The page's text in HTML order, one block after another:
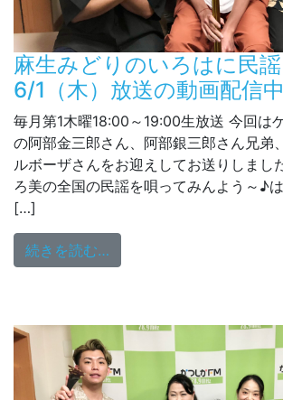
麻生みどりのいろはに民
6/1（木）放送の動画配信中
毎月第1木曜18:00～19:00生放送 今回は
の阿部金三郎さん、阿部銀三郎さん兄弟
ルボーザさんをお迎えしてお送りしまし
ろ美の全国の民謡を唄ってみんよう～♪
[…]
続きを読む…